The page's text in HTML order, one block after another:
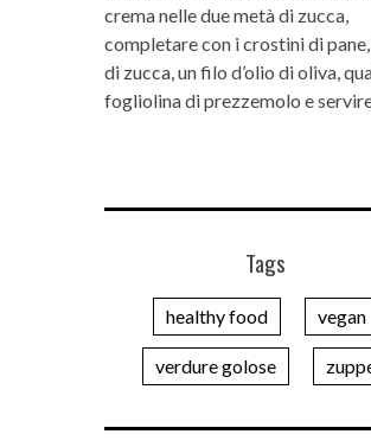
crema nelle due metà di zucca,
completare con i crostini di
di zucca, un filo d’olio di oliva,
fogliolina di prezzemolo e
Tags
healthy food vegan
verdure golose